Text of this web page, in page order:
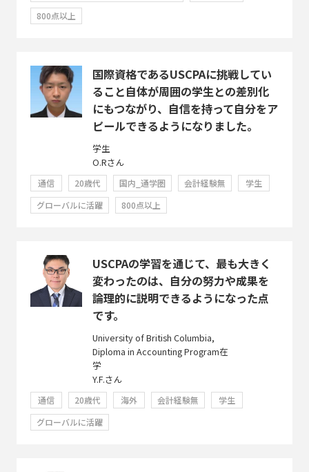
800点以上
国際資格であるUSCPAに挑戦してい
ること自体が周囲の学生との差別化
にもつながり、自信を持って自分をア
ピールできるようになりました。
学生
O.Rさん
通信 20歳代 国内_通学圏 会計経験無
学生
グローバルに活躍
800点以上
USCPAの学習を通じて、最も大きく
変わったのは、自分の努力や成果を
論理的に説明できるようになった点
です。
University of British Columbia,
Diploma in Accounting Program在
学
Y.F.さん
通信 20歳代 海外 会計経験無
学生
グローバルに活躍